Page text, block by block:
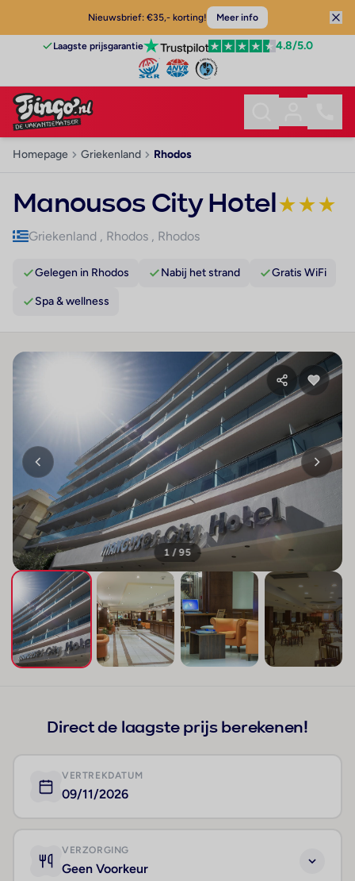
Nieuwsbrief: €35,- korting! Meer info
Laagste prijsgarantie 4.8/5.0
Homepage Griekenland Rhodos
Manousos City Hotel★★★
Griekenland , Rhodos , Rhodos
Gelegen in Rhodos Nabij het strand Gratis WiFi
Spa & wellness
1 / 95
Direct de laagste prijs berekenen!
VERTREKDATUM
09/11/2026
VERZORGING
Geen Voorkeur